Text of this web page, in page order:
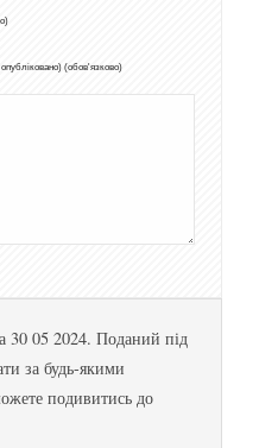
(обов'язково)
30 05 2024. Поданий під
за будь-якими
подивитись до